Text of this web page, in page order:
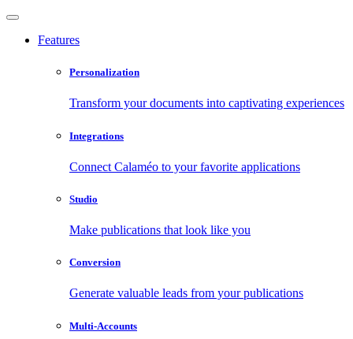
Features
Personalization
Transform your documents into captivating experiences
Integrations
Connect Calaméo to your favorite applications
Studio
Make publications that look like you
Conversion
Generate valuable leads from your publications
Multi-Accounts